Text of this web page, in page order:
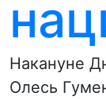
Накануне
Олесь